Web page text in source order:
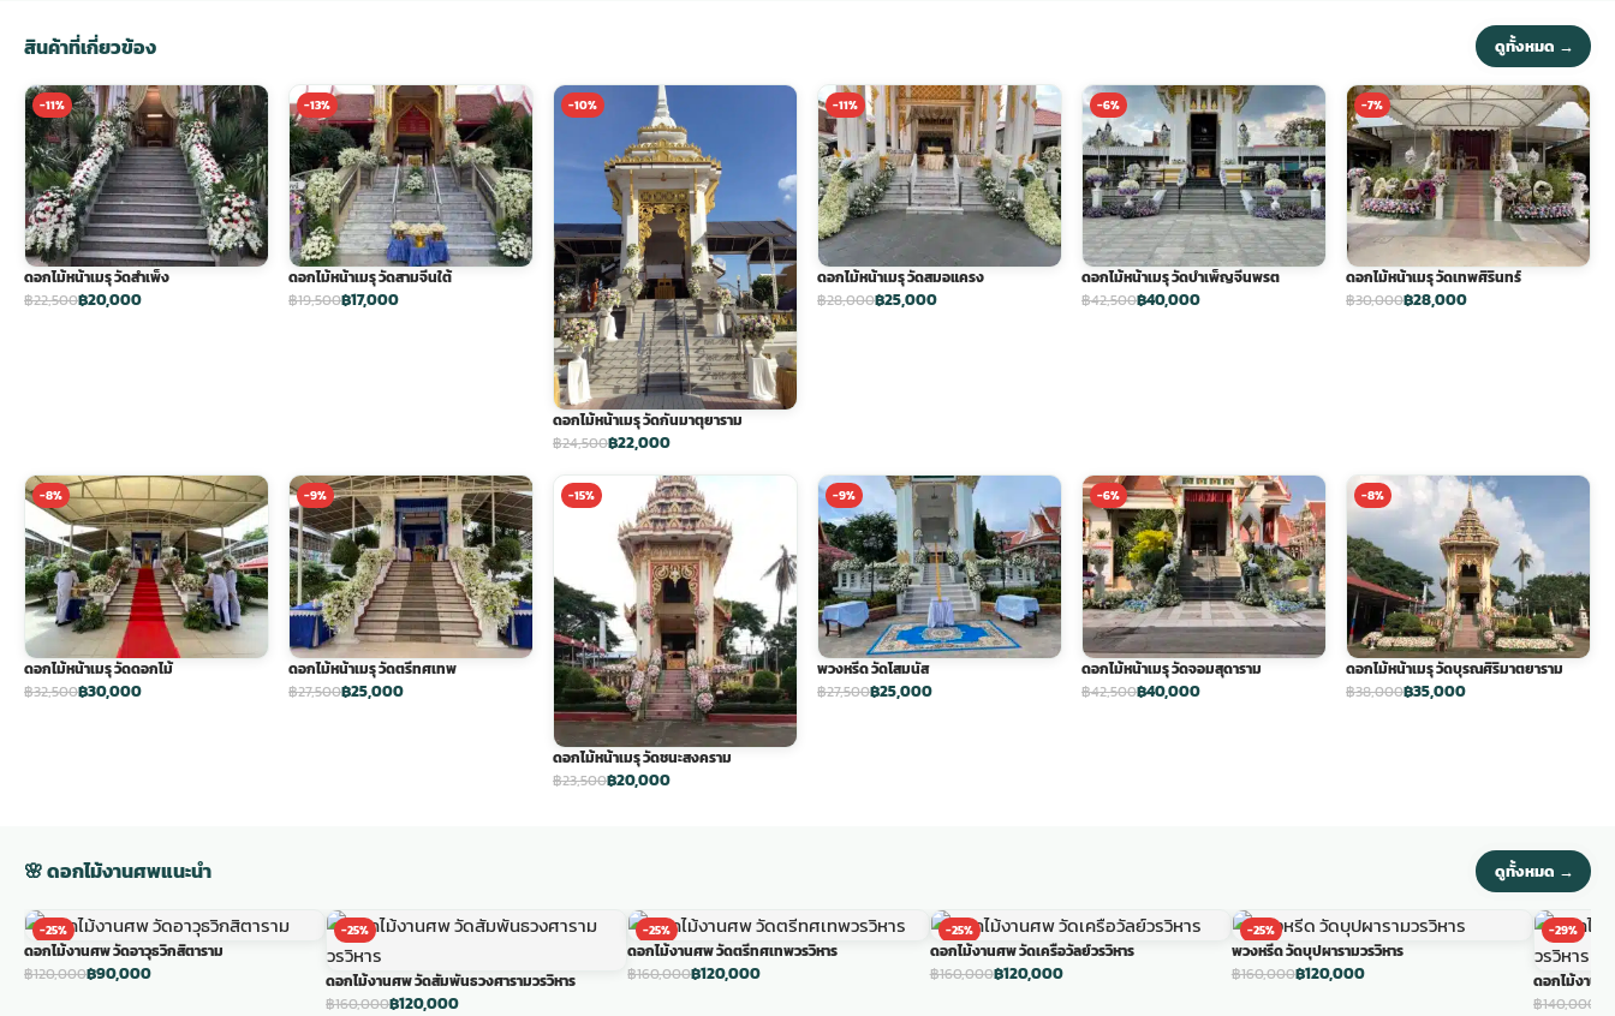
ดอกไม้งานศพ ออนไลน์
พวงดอกไม้งานศพ
tpdecorate ปูพื้น
สินค้าที่เกี่ยวข้อง ดูทั้งหมด →
-11%
ดอกไม้หน้าเมรุ วัดสำเพ็ง
฿22,500฿20,000
-13%
ดอกไม้หน้าเมรุ วัดสามจีนใต้
฿19,500฿17,000
-10%
ดอกไม้หน้าเมรุ วัดกันมาตุยาราม
฿24,500฿22,000
-11%
ดอกไม้หน้าเมรุ วัดสมอแครง
฿28,000฿25,000
-6%
ดอกไม้หน้าเมรุ วัดบำเพ็ญจีนพรต
฿42,500฿40,000
-7%
ดอกไม้หน้าเมรุ วัดเทพศิรินทร์
฿30,000฿28,000
-8%
ดอกไม้หน้าเมรุ วัดดอกไม้
฿32,500฿30,000
-9%
ดอกไม้หน้าเมรุ วัดตรีทศเทพ
฿27,500฿25,000
-15%
ดอกไม้หน้าเมรุ วัดชนะสงคราม
฿23,500฿20,000
-9%
พวงหรีด วัดโสมนัส
฿27,500฿25,000
-6%
ดอกไม้หน้าเมรุ วัดจอมสุดาราม
฿42,500฿40,000
-8%
ดอกไม้หน้าเมรุ วัดบุรณศิริมาตยาราม
฿38,000฿35,000
🌸 ดอกไม้งานศพแนะนำ ดูทั้งหมด →
-25%
ดอกไม้งานศพ วัดอาวุธวิกสิตาราม
฿120,000฿90,000
-25%
ดอกไม้งานศพ วัดสัมพันธวงศารามวรวิหาร
฿160,000฿120,000
-25%
ดอกไม้งานศพ วัดตรีทศเทพวรวิหาร
฿160,000฿120,000
-25%
ดอกไม้งานศพ วัดเครือวัลย์วรวิหาร
฿160,000฿120,000
-25%
พวงหรีด วัดบุปผารามวรวิหาร
฿160,000฿120,000
-29%
ดอกไม้งานศ
฿140,000